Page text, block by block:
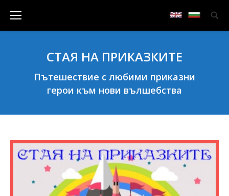
СТАЯ НА ПРИКАЗКИТЕ
Пътешествие с любими приказни
герои към нови вълшебства